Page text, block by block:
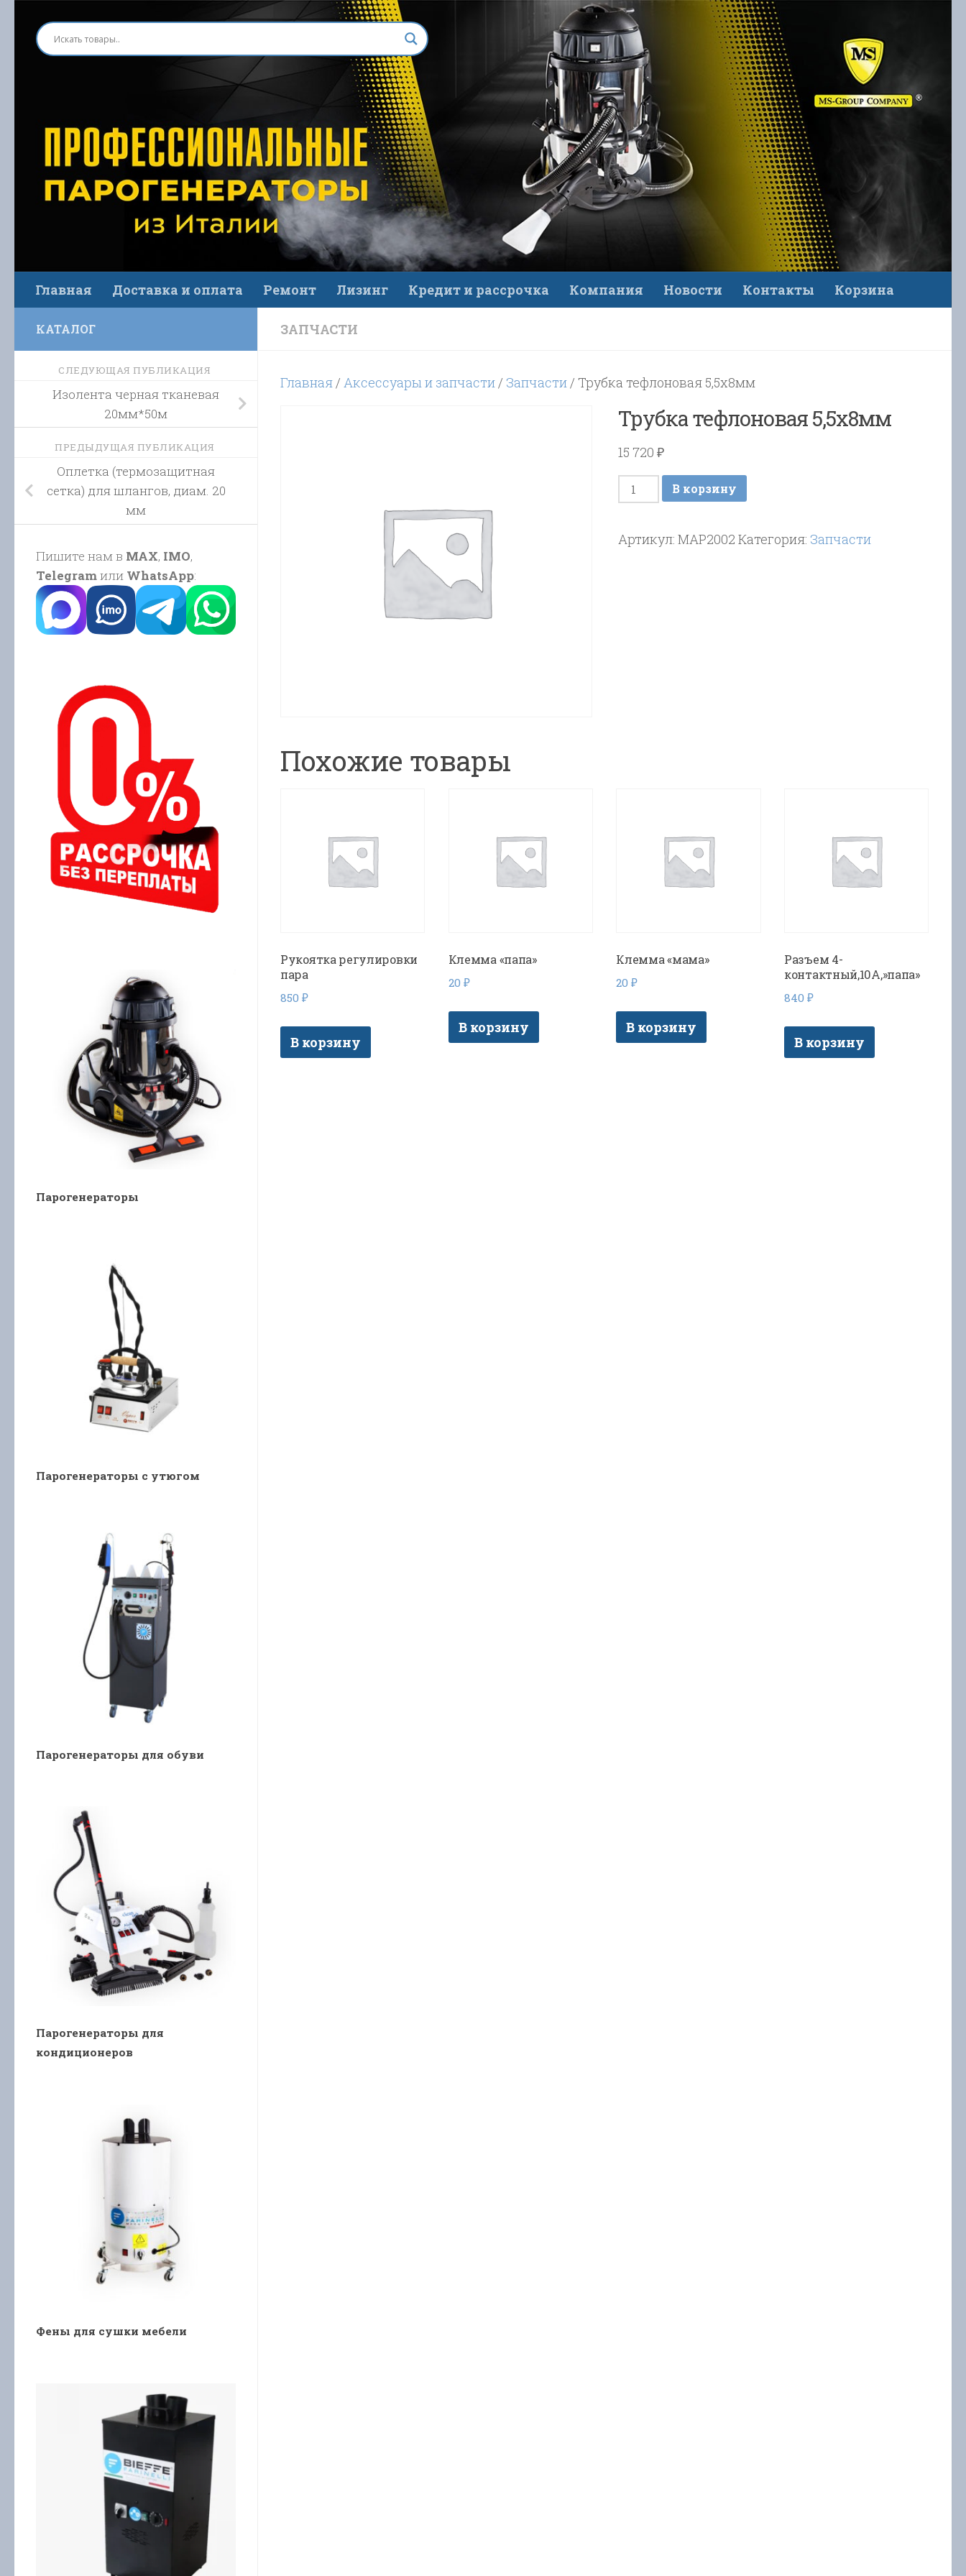
Перейти к содержимому
Главная Доставка и оплата Ремонт Лизинг Кредит и рассрочка Компания Новости Контакты Корзина
ЗАПЧАСТИ
Главная/ Аксессуары и запчасти/ Запчасти/ Трубка тефлоновая 5,5х8мм
Трубка тефлоновая 5,5х8мм
15 720₽
Количество
товара
тефлоновая
В корзину
Артикул:MAP2002 Категория: Запчасти
Похожие товары
Рукоятка регулировки
пара
850 ₽
В корзину
Клемма «папа»
20 ₽
В корзину
Клемма «мама»
20₽
В корзину
Разъем 4-
контактный,10A,»папа»
840₽
В корзину
КАТАЛОГ
СЛЕДУЮЩАЯ ПУБЛИКАЦИЯ
Изолента черная тканевая
20мм*50м
ПРЕДЫДУЩАЯ ПУБЛИКАЦИЯ
Оплетка (термозащитная
сетка) для шлангов, диам. 20
мм
Пишите нам в MAX, IMO,
Telegramили WhatsApp:
Парогенераторы
Парогенераторы с утюгом
Парогенераторы для обуви
Парогенераторы для
кондиционеров
Фены для сушки мебели